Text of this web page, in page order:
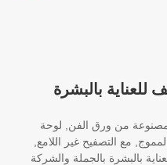
بالبشرة
من ورق الفن, لوحة
التصفيح غير اللامع,
بالجملة والشركة